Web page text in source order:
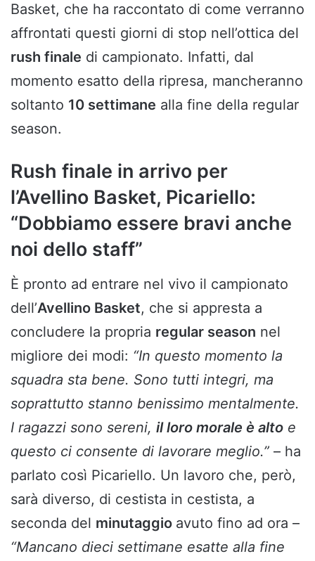
Basket, che ha raccontato di come verranno
affrontati questi giorni di stop nell’ottica del
rush finale di campionato. Infatti, dal
momento esatto della ripresa, mancheranno
soltanto 10 settimane alla fine della regular
season.
Rush finale in arrivo per
l’Avellino Basket, Picariello:
“Dobbiamo essere bravi anche
noi dello staff”
È pronto ad entrare nel vivo il campionato
dell’Avellino Basket, che si appresta a
concludere la propria regular season nel
migliore dei modi: “In questo momento la
squadra sta bene. Sono tutti integri, ma
soprattutto stanno benissimo mentalmente.
I ragazzi sono sereni, il loro morale è alto e
questo ci consente di lavorare meglio.” – ha
parlato così Picariello. Un lavoro che, però,
sarà diverso, di cestista in cestista, a
seconda del minutaggio avuto fino ad ora –
“Mancano dieci settimane esatte alla fine